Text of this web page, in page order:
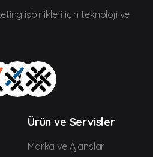
işbirlikleri için teknoloji ve
Ürün ve Servisler
Marka ve Ajanslar